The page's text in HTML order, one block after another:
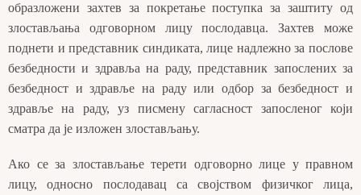
образложени захтев за покретање поступка за заштиту од
злостављања одговорном лицу послодавца. Захтев може
поднети и представник синдиката, лице надлежно за послове
безбедности и здравља на раду, представник запослених за
безбедност и здравље на раду или одбор за безбедност и
здравље на раду, уз писмену сагласност запосленог који
сматра да је изложен злостављању.
Ако се за злостављање терети одговорно лице у правном
лицу, односно послодавац са својством физичког лица,